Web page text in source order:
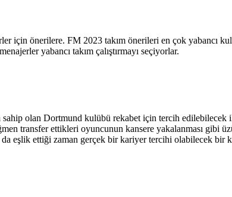
önerilere. FM 2023 takım önerileri en çok yabancı
yabancı takım çalıştırmayı seçiyorlar.
olan Dortmund kulübü rekabet için tercih
transfer ettikleri oyuncunun kansere yakalanması
eşlik ettiği zaman gerçek bir kariyer tercihi olabilecek bir